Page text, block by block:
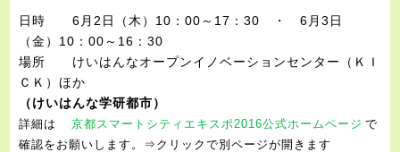
日時 6月2日（木）10：00～17：30 ・ 6月3日
（金）10：00～16：30
場所 けいはんなオープンイノベーションセンター（ＫＩ
ＣＫ）ほか
（けいはんな学研都市）
詳細は 京都スマートシティエキスポ2016公式ホームページ で
確認をお願いします。⇒クリックで別ページが開きます